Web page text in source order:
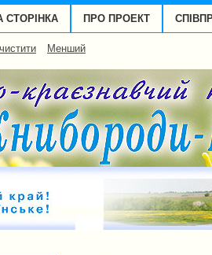
СТОРІНКА ПРО ПРОЕКТ
Менший